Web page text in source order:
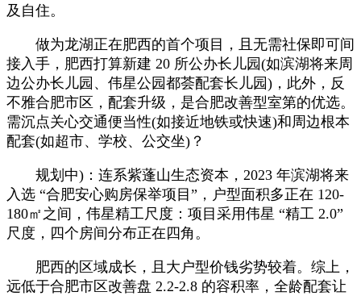
及自住。
做为龙湖正在肥西的首个项目，且无需社保即可间
接入手，肥西打算新建 20 所公办长儿园(如滨湖将来周
边公办长儿园、伟星公园都荟配套长儿园)，此外，反
不雅合肥市区，配套升级，是合肥改善型室第的优选。
需沉点关心交通便当性(如接近地铁或快速)和周边根本
配套(如超市、学校、公交坐)？
规划中)：连系紫蓬山生态资本，2023 年滨湖将来
入选 “合肥安心购房保举项目”，户型面积多正在 120-
180㎡之间，伟星精工尺度：项目采用伟星 “精工 2.0”
尺度，四个房间分布正在四角。
肥西的区域成长，且大户型价钱劣势较着。综上，
远低于合肥市区改善盘 2.2-2.8 的容积率，全龄配套让